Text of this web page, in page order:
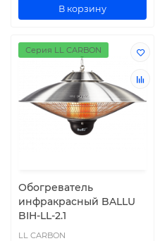
В корзину
Серия LL CARBON
Обогреватель
инфракрасный BALLU
BIH-LL-2.1
LL CARBON